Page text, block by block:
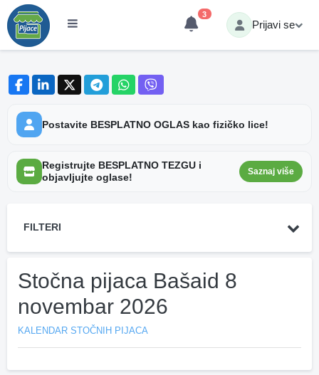
3
Prijavi se
Postavite BESPLATNO OGLAS kao fizičko lice!
Registrujte BESPLATNO TEZGU i
objavljujte oglase!
Saznaj više
FILTERI
Stočna pijaca Bašaid 8
novembar 2026
KALENDAR STOČNIH PIJACA